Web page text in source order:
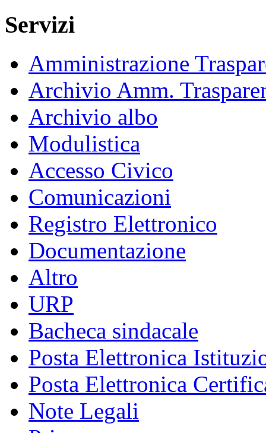
Servizi
Amministrazione
Archivio Amm.
Archivio albo
Modulistica
Accesso Civico
Comunicazioni
Registro Elettronico
Documentazione
Altro
URP
Bacheca sindacale
Posta Elettronica
Posta Elettronica
Note Legali